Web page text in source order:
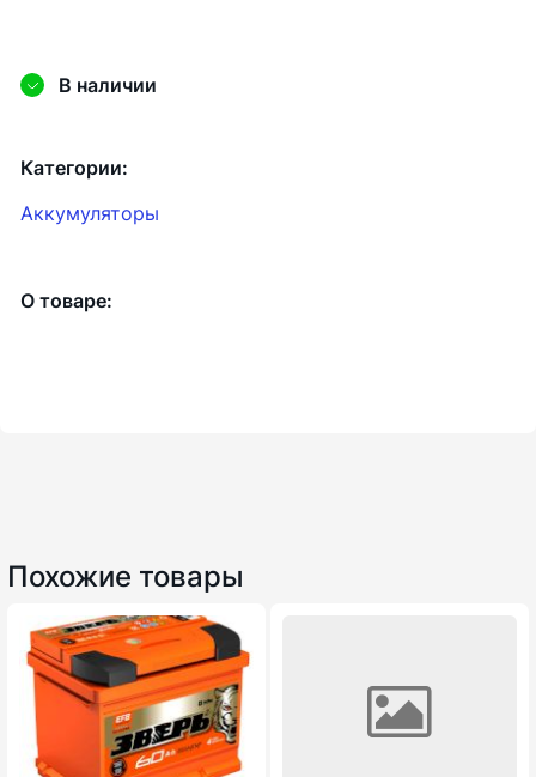
Категории:
Аккумуляторы
О товаре:
В наличии
Похожие товары